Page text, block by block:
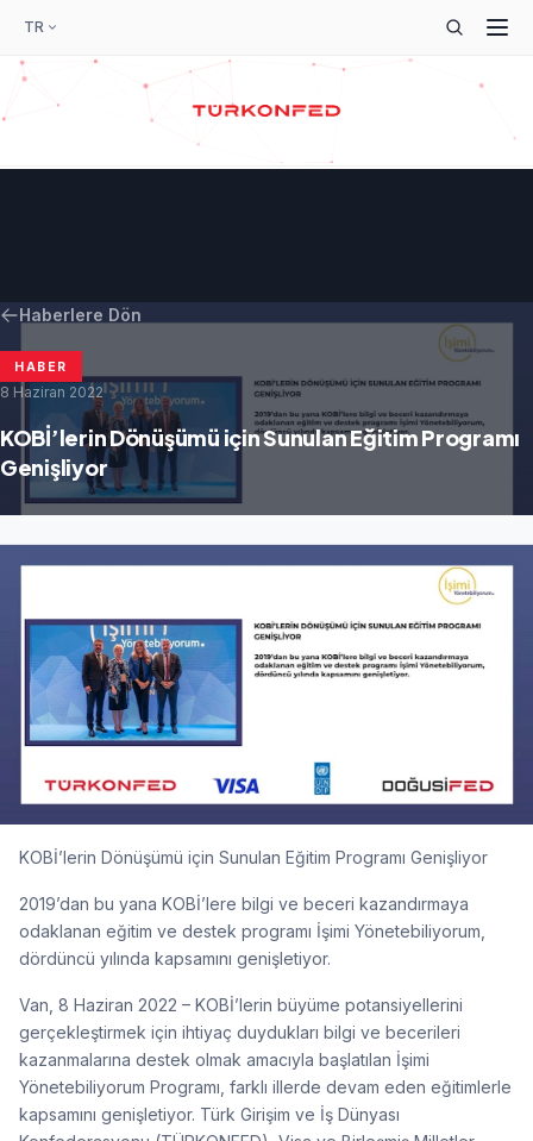
TR
Haberlere Dön
HABER
8 Haziran 2022
KOBİ’lerin Dönüşümü için Sunulan Eğitim Programı
Genişliyor
KOBİ’lerin Dönüşümü için Sunulan Eğitim Programı Genişliyor
2019’dan bu yana KOBİ’lere bilgi ve beceri kazandırmaya
odaklanan eğitim ve destek programı İşimi Yönetebiliyorum,
dördüncü yılında kapsamını genişletiyor.
Van, 8 Haziran 2022 – KOBİ’lerin büyüme potansiyellerini
gerçekleştirmek için ihtiyaç duydukları bilgi ve becerileri
kazanmalarına destek olmak amacıyla başlatılan İşimi
Yönetebiliyorum Programı, farklı illerde devam eden eğitimlerle
kapsamını genişletiyor. Türk Girişim ve İş Dünyası